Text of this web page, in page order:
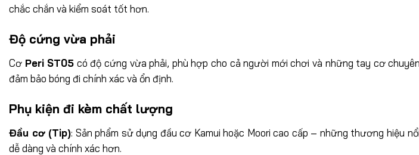
chắc chắn và kiểm soát tốt hơn.
Độ cứng vừa phải
Cơ Peri ST05 có độ cứng vừa phải, phù hợp cho cả người mới chơi và những tay cơ
đảm bảo bóng đi chính xác và ổn định.
Phụ kiện đi kèm chất lượng
Đầu cơ (Tip): Sản phẩm sử dụng đầu cơ Kamui hoặc Moori cao cấp – những thương hiệu
dễ dàng và chính xác hơn.